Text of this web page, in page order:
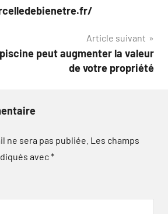
Article suivant
peut augmenter la valeur
de votre propriété
ne sera pas publiée. Les champs
avec*